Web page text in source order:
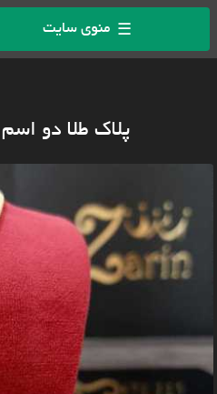
☰ منوی سایت
پلاک طلا دو